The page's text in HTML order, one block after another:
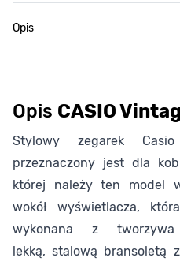
Opis
Opis CASIO
Stylowy zegarek Casio
przeznaczony jest dla
której należy ten model
wokół wyświetlacza,
wykonana z
lekką, stalową bransoletą